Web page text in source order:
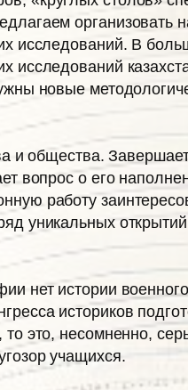
организовать
исследований. В
исследований
новые
и общества.
вопрос о его
работу
уникальных
нет истории
историков
это, несомненно,
учащихся.